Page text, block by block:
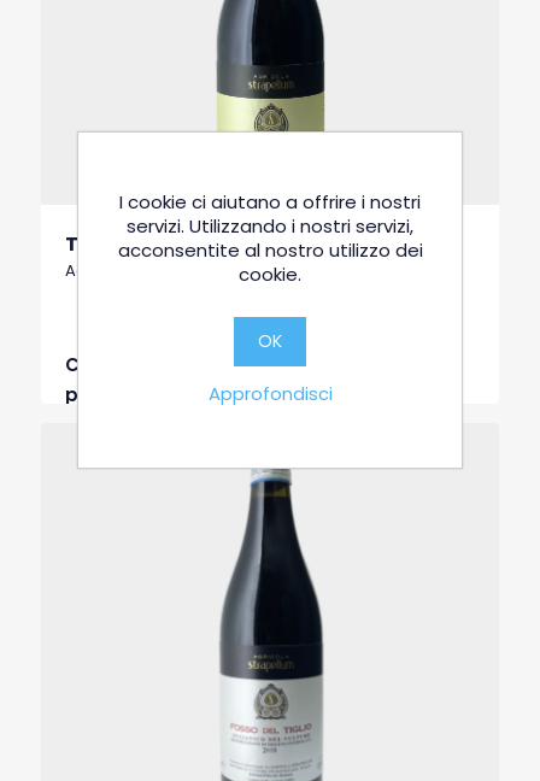
Tenute Piano Regio
Aglianico del Vulture Superiore DOCG
Chiama per un
preventivo
I cookie ci aiutano a offrire i nostri
servizi. Utilizzando i nostri servizi,
acconsentite al nostro utilizzo dei
cookie.
OK
Approfondisci